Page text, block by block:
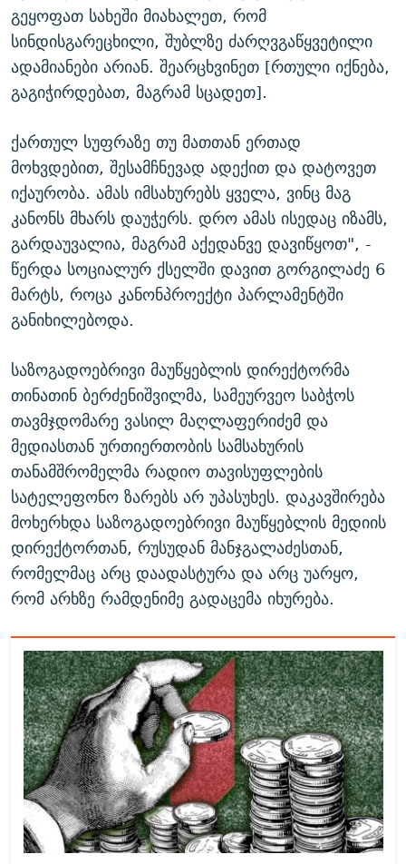
გეყოფათ სახეში მიახალეთ, რომ
სინდისგარეცხილი, შუბლზე ძარღვგაწყვეტილი
ადამიანები არიან. შეარცხვინეთ [რთული იქნება,
გაგიჭირდებათ, მაგრამ სცადეთ].
ქართულ სუფრაზე თუ მათთან ერთად
მოხვდებით, შესამჩნევად ადექით და დატოვეთ
იქაურობა. ამას იმსახურებს ყველა, ვინც მაგ
კანონს მხარს დაუჭერს. დრო ამას ისედაც იზამს,
გარდაუვალია, მაგრამ აქედანვე დავიწყოთ", -
წერდა სოციალურ ქსელში დავით გორგილაძე 6
მარტს, როცა კანონპროექტი პარლამენტში
განიხილებოდა.
საზოგადოებრივი მაუწყებლის დირექტორმა
თინათინ ბერძენიშვილმა, სამეურვეო საბჭოს
თავმჯდომარე ვასილ მაღლაფერიძემ და
მედიასთან ურთიერთობის სამსახურის
თანამშრომელმა რადიო თავისუფლების
სატელეფონო ზარებს არ უპასუხეს. დაკავშირება
მოხერხდა საზოგადოებრივი მაუწყებლის მედიის
დირექტორთან, რუსუდან მანჯგალაძესთან,
რომელმაც არც დაადასტურა და არც უარყო,
რომ არხზე რამდენიმე გადაცემა იხურება.